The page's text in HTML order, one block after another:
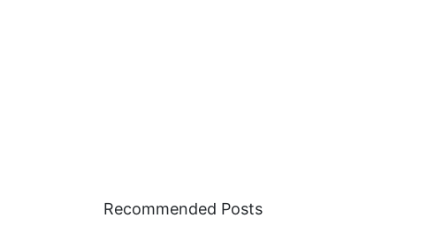
Recommended Posts